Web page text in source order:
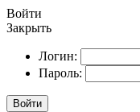
Войти
Закрыть
Логин:
Пароль:
Войти